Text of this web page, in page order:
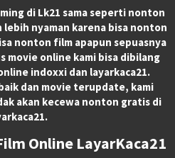
di Lk21 sama seperti nonton
nyaman karena bisa nonton
nonton film apapun sepuasnya
movie online kami bisa dibilang
indoxxi dan layarkaca21.
dan movie terupdate, kami
akan kecewa nonton gratis di
Online LayarKaca21